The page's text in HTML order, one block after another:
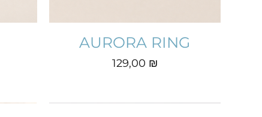
AURORA RING
Prix
129,00 ₪